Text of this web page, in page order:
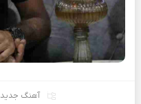
آهنگ جدید